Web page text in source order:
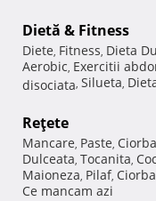
Dietă & Fitness
Diete, Fitness, Dieta
Aerobic, Exercitii
disociata, Silueta,
Reţete
Mancare, Paste, Ciorba
Dulceata, Tocanita,
Maioneza, Pilaf,
Ce mancam azi